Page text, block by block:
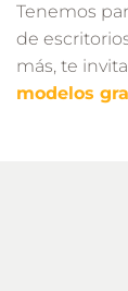
Tenemos
de
más, te
modelos